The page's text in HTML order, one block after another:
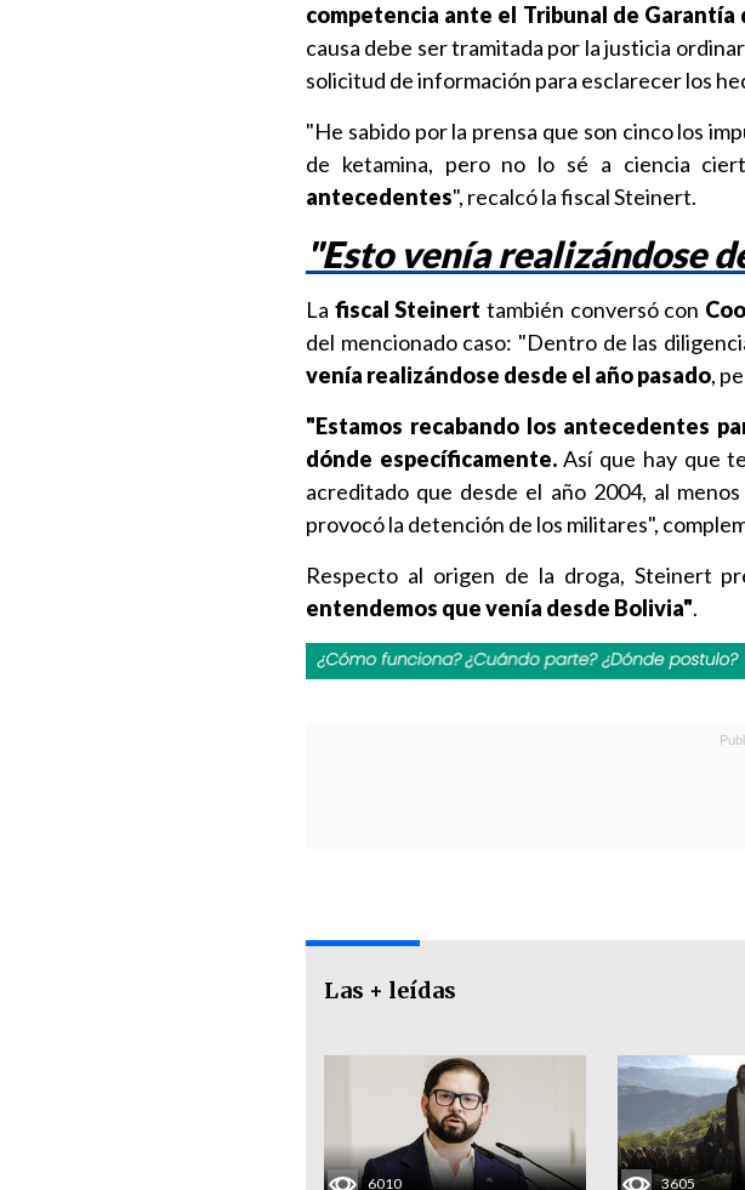
competencia ante el Tribunal de Garantía
causa debe ser tramitada por la justicia
solicitud de información para esclarecer los
"He sabido por la prensa que son cinco los
de ketamina, pero no lo sé a ciencia
antecedentes", recalcó la fiscal Steinert.
"Esto venía realizándose
La fiscal Steinert también conversó con
del mencionado caso: "Dentro de las
venía realizándose desde el año pasado,
"Estamos recabando los antecedentes
dónde específicamente.Así que hay que
acreditado que desde el año 2004, al
provocó la detención de los militares",
Respecto al origen de la droga, Steinert
entendemos que venía desde Bolivia".
Las + leídas
6010 3605